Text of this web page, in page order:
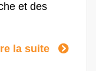
et des
la suite